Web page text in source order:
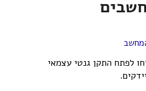
לפתח התקן גנטי עצמאי